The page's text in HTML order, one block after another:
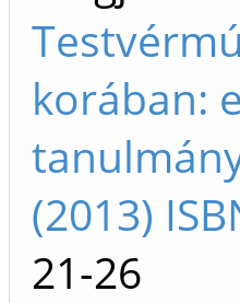
korában:
(2013)
21-26